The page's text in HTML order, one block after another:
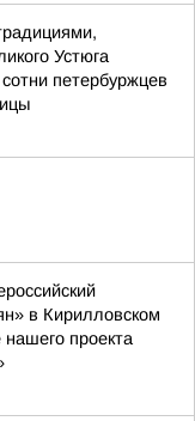
Устюга
петербуржцев
в Кирилловском
проекта